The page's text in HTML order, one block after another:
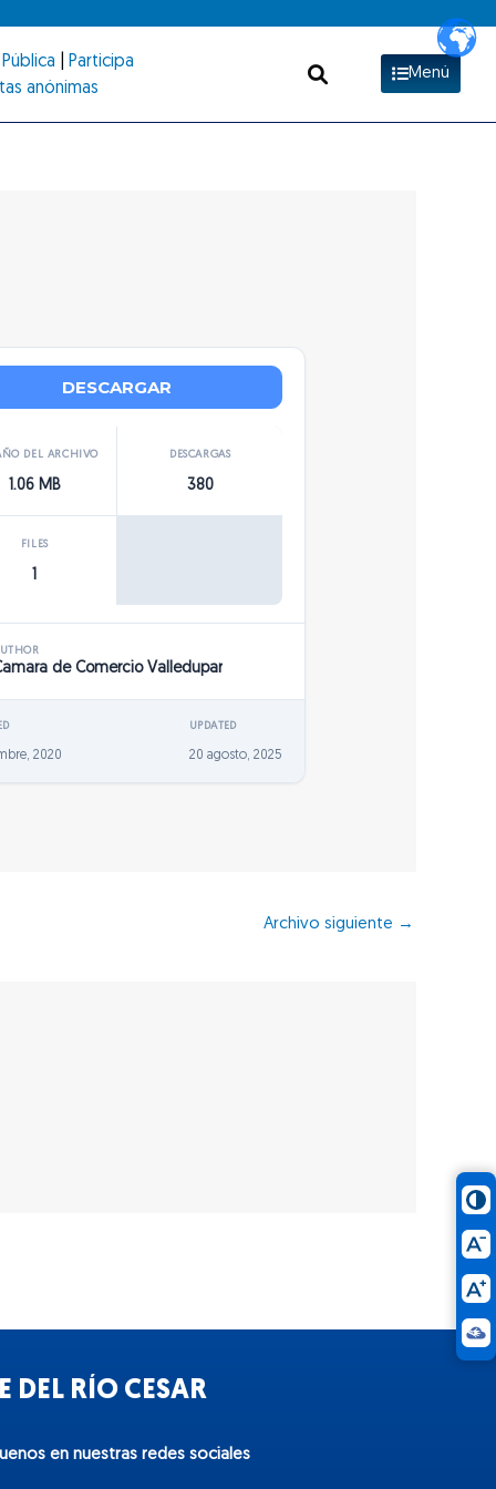
Participa
anónimas
Menú
DESCARGAR
DEL ARCHIVO
1.06 MB
DESCARGAS
380
FILES
1
de Comercio Valledupar
2020
UPDATED
20 agosto, 2025
Archivo siguiente →
DEL RÍO CESAR
en nuestras redes sociales